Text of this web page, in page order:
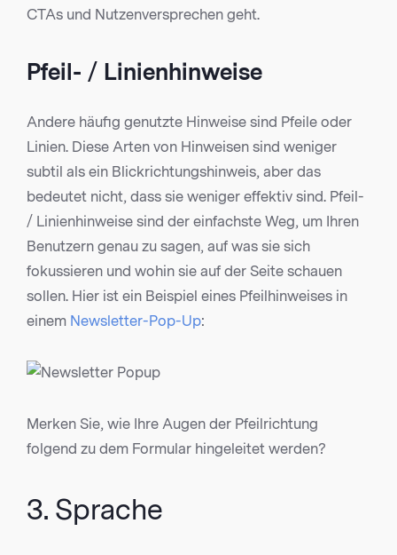
CTAs und Nutzenversprechen geht.
Pfeil- / Linienhinweise
Andere häufig genutzte Hinweise sind Pfeile oder
Linien. Diese Arten von Hinweisen sind weniger
subtil als ein Blickrichtungshinweis, aber das
bedeutet nicht, dass sie weniger effektiv sind. Pfeil-
/ Linienhinweise sind der einfachste Weg, um Ihren
Benutzern genau zu sagen, auf was sie sich
fokussieren und wohin sie auf der Seite schauen
sollen. Hier ist ein Beispiel eines Pfeilhinweises in
einem Newsletter-Pop-Up:
Merken Sie, wie Ihre Augen der Pfeilrichtung
folgend zu dem Formular hingeleitet werden?
3. Sprache